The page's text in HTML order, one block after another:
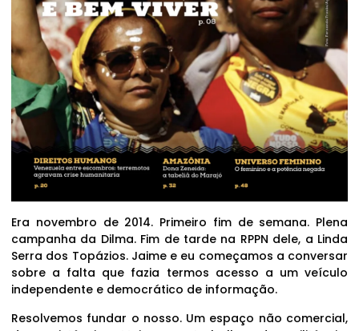
Era novembro de 2014. Primeiro fim de semana. Plena
campanha da Dilma. Fim de tarde na RPPN dele, a Linda
Serra dos Topázios. Jaime e eu começamos a conversar
sobre a falta que fazia termos acesso a um veículo
independente e democrático de informação.
Resolvemos fundar o nosso. Um espaço não comercial,